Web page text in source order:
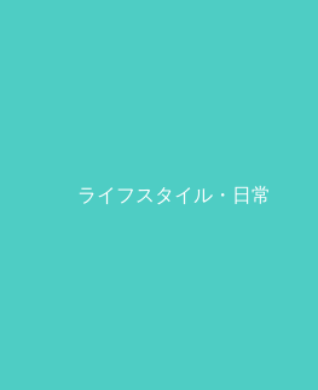
ライフスタイル・日常